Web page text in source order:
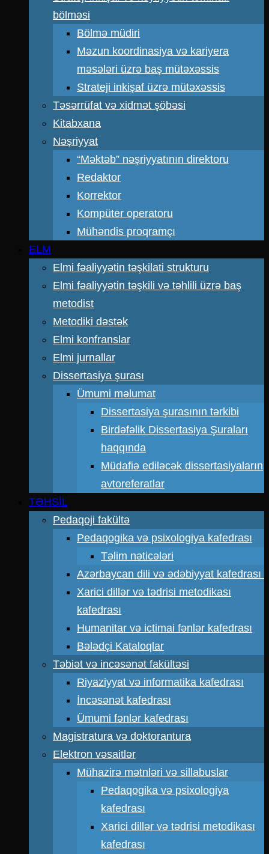
bölməsi
Bölmə müdiri
Məzun koordinasiya və kariyera
məsələri üzrə baş mütəxəssis
Strateji inkişaf üzrə mütəxəssis
Təsərrüfat və xidmət şöbəsi
Kitabxana
Nəşriyyat
“Məktəb” nəşriyyatının direktoru
Redaktor
Korrektor
Kompüter operatoru
Mühəndis proqramçı
ELM
Elmi fəaliyyətin təşkilati strukturu
Elmi fəaliyyətin təşkili və təhlili üzrə baş
metodist
Metodiki dəstək
Elmi konfranslar
Elmi jurnallar
Dissertasiya şurası
Ümumi məlumat
Dissertasiya şurasının tərkibi
Birdəfəlik Dissertasiya Şuraları
haqqında
Müdafiə ediləcək dissertasiyaların
avtoreferatlar
TƏHSİL
Pedaqoji fakültə
Pedaqogika və psixologiya kafedrası
Təlim nəticələri
Azərbaycan dili və ədəbiyyat kafedrası
Xarici dillər və tədrisi metodikası
kafedrası
Humanitar və ictimai fənlər kafedrası
Bələdçi Kataloqlar
Təbiət və incəsənət fakültəsi
Riyaziyyat və informatika kafedrası
İncəsənət kafedrası
Ümumi fənlər kafedrası
Magistratura və doktorantura
Elektron vəsaitlər
Mühazirə mətnləri və sillabuslar
Pedaqogika və psixologiya
kafedrası
Xarici dillər və tədrisi metodikası
kafedrası